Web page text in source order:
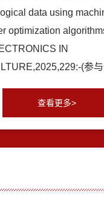
data using
optimization
IN
(参
查看更多>